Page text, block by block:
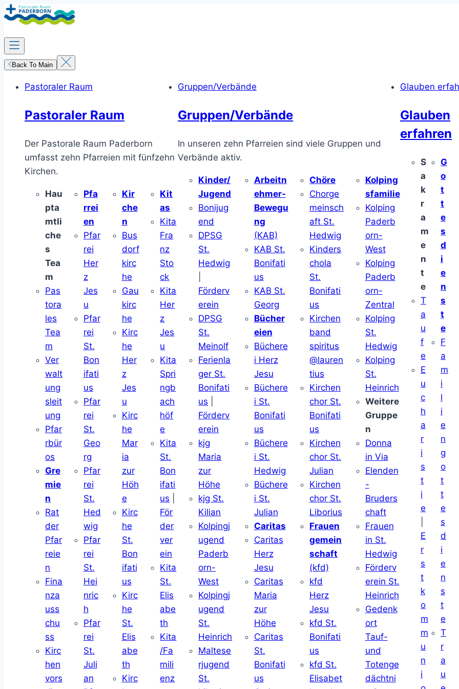
Zum
Inhalt
springen
Back To Main
Pastoraler Raum
Pastoraler Raum
Der Pastorale Raum Paderborn
umfasst zehn Pfarreien mit fünfzehn
Kirchen.
Hau
pta
mtli
che
s
Tea
m
Pas
tora
les
Tea
m
Ver
walt
ung
sleit
ung
Pfar
rbür
os
Gre
mie
n
Rat
der
Pfar
reie
n
Fina
nza
uss
chu
ss
Kirc
hen
vors
Pfa
rrei
en
Pfar
rei
Her
z
Jes
u
Pfar
rei
St.
Bon
ifati
us
Pfar
rei
St.
Geo
rg
Pfar
rei
St.
Hed
wig
Pfar
rei
St.
Hei
nric
h
Pfar
rei
St.
Juli
an
Kir
che
n
Bus
dorf
kirc
he
Gau
kirc
he
Kirc
he
Her
z
Jes
u
Kirc
he
Mar
ia
zur
Höh
e
Kirc
he
St.
Bon
ifati
us
Kirc
he
St.
Elis
abe
th
Kirc
Kit
as
Kita
Fra
nz
Sto
ck
Kita
Her
z
Jes
u
Kita
Spri
ngb
ach
höf
e
Kita
St.
Bon
ifati
us
För
der
ver
ein
Kita
St.
Elis
abe
th
Kita
/Fa
mili
enz
Gruppen/Verbände
Gruppen/Verbände
In unseren zehn Pfarreien sind viele Gruppen und
Verbände aktiv.
Kinder/
Jugend
Bonijug
end
DPSG
St.
Hedwig
Förderv
erein
DPSG
St.
Meinolf
Ferienla
ger St.
Bonifati
us
Förderv
erein
kjg
Maria
zur
Höhe
kjg St.
Kilian
Kolpingj
ugend
Paderb
orn-
West
Kolpingj
ugend
St.
Heinrich
Maltese
rjugend
St.
Arbeitn
ehmer-
Bewegu
ng
(KAB)
KAB St.
Bonifati
us
KAB St.
Georg
Bücher
eien
Büchere
i Herz
Jesu
Büchere
i St.
Bonifati
us
Büchere
i St.
Hedwig
Büchere
i St.
Julian
Caritas
Caritas
Herz
Jesu
Caritas
Maria
zur
Höhe
Caritas
St.
Bonifati
us
Chöre
Chorge
meinsch
aft St.
Hedwig
Kinders
chola
St.
Bonifati
us
Kirchen
band
spiritus
@lauren
tius
Kirchen
chor St.
Bonifati
us
Kirchen
chor St.
Julian
Kirchen
chor St.
Liborius
Frauen
gemein
schaft
(kfd)
kfd
Herz
Jesu
kfd St.
Bonifati
us
kfd St.
Elisabet
Kolping
sfamilie
Kolping
Paderb
orn-
West
Kolping
Paderb
orn-
Zentral
Kolping
St.
Hedwig
Kolping
St.
Heinrich
Weitere
Gruppe
n
Donna
in Via
Elenden
-
Bruders
chaft
Frauen
in St.
Hedwig
Förderv
erein St.
Heinrich
Gedenk
ort
Tauf-
und
Totenge
dächtni
Glauben
Glauben
erfahren
S
a
k
r
a
m
e
n
t
e
T
a
u
f
e
E
u
c
h
a
r
i
s
t
i
e
E
r
s
t
k
o
m
m
u
n
i
G
o
t
t
e
s
d
i
e
n
s
t
e
F
a
m
i
l
i
e
n
g
o
t
t
e
s
d
i
e
n
s
t
e
T
r
a
u